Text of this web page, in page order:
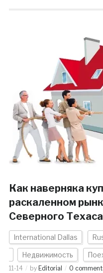
Как наверняка
раскаленном
Северного
International Dallas
Недвижимость
11-14
by Editorial 0